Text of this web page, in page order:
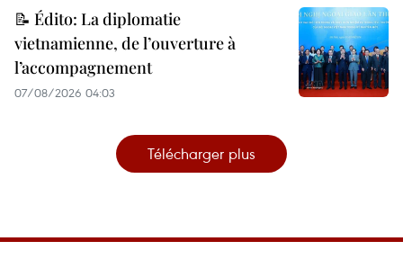
📝 Édito: La diplomatie
vietnamienne, de l’ouverture à
l’accompagnement
07/08/2026 04:03
Télécharger plus